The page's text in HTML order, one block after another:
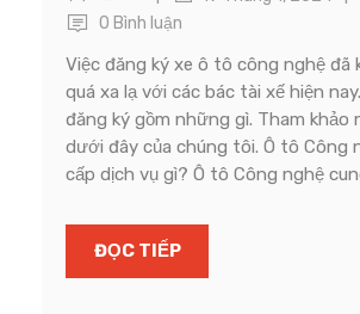
0 Bình luận
Việc đăng ký xe ô tô công nghệ đã
quá xa lạ với các bác tài xế hiện
đăng ký gồm những gì. Tham khảo
dưới đây của chúng tôi. Ô tô Công
cấp dịch vụ gì? Ô tô Công nghệ
ĐỌC TIẾP